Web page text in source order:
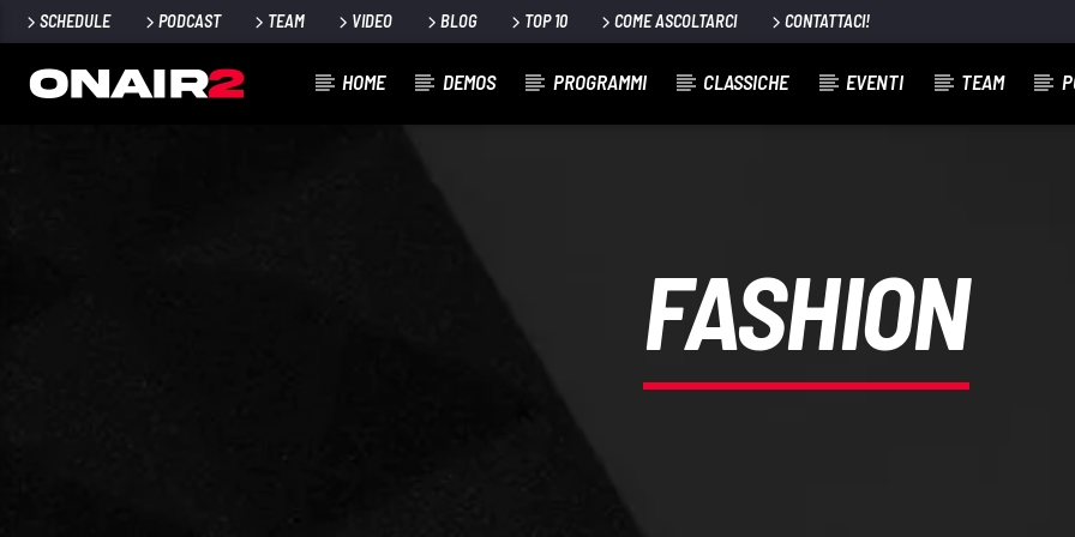
SCHEDULE PODCAST TEAM VIDEO BLOG TOP 10 COME ASCOLTARCI CONTATTACI!
HOME DEMOS PROGRAMMI CLASSICHE EVENTI TEAM
FASHION